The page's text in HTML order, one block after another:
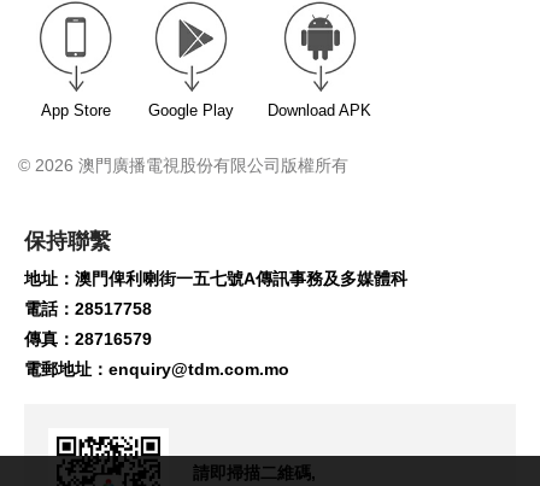
App Store Google Play Download APK
© 2026 澳門廣播電視股份有限公司版權所有
保持聯繫
地址：澳門俾利喇街一五七號A傳訊事務及多媒體科
電話：28517758
傳真：28716579
電郵地址： enquiry@tdm.com.mo
請即掃描二維碼,